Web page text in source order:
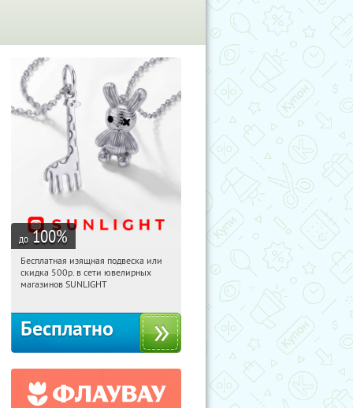
до 100%
21:42:11 Получили:
Россия
Бесплатная изящная подвеска или
скидка 500р. в сети ювелирных
магазинов SUNLIGHT
Бесплатно